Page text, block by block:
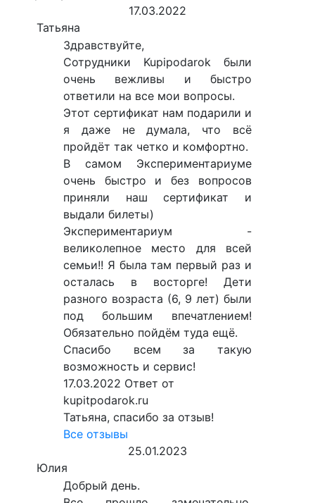
17.03.2022
Татьяна
Здравствуйте,
Сотрудники Kupipodarok были
очень вежливы и быстро
ответили на все мои вопросы.
Этот сертификат нам подарили и
я даже не думала, что всё
пройдёт так четко и комфортно.
В самом Экспериментариуме
очень быстро и без вопросов
приняли наш сертификат и
выдали билеты)
Экспериментариум -
великолепное место для всей
семьи!! Я была там первый раз и
осталась в восторге! Дети
разного возраста (6, 9 лет) были
под большим впечатлением!
Обязательно пойдём туда ещё.
Спасибо всем за такую
возможность и сервис!
17.03.2022 Ответ от
kupitpodarok.ru
Татьяна, спасибо за отзыв!
Все отзывы
25.01.2023
Юлия
Добрый день.